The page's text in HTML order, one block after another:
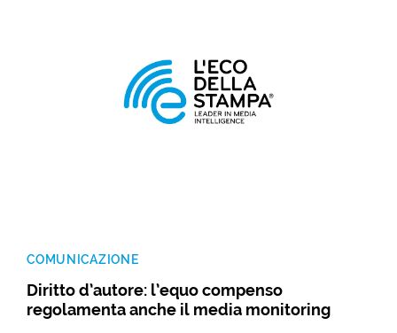
COMUNICAZIONE
Diritto d’autore: l’equo compenso
regolamenta anche il media monitoring